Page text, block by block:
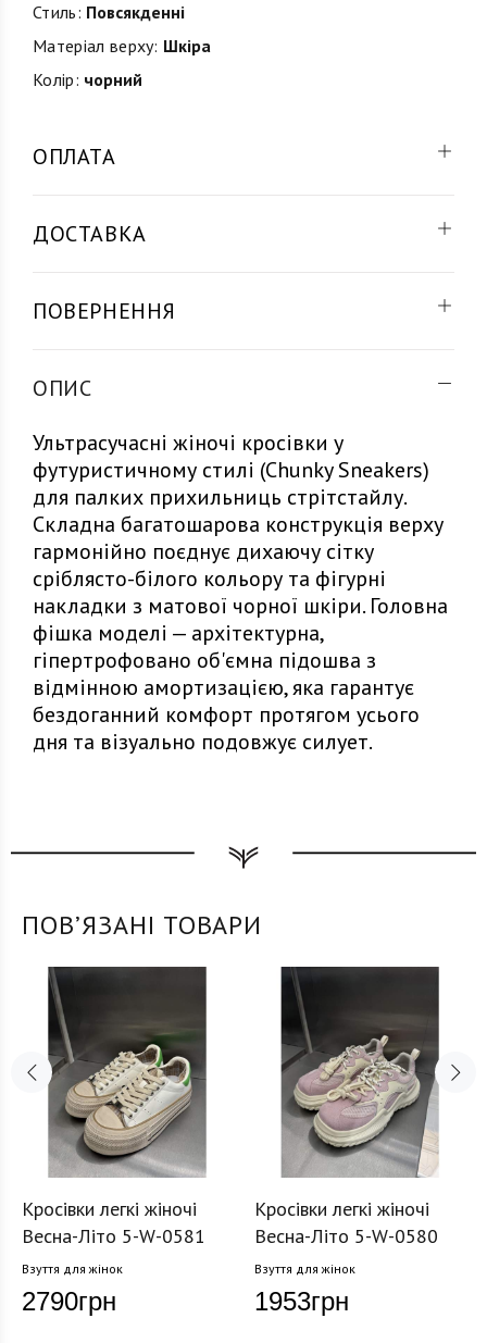
Стиль: Повсякденні
Матеріал верху: Шкіра
Колір: чорний
ОПЛАТА
ДОСТАВКА
ПОВЕРНЕННЯ
ОПИС
Ультрасучасні жіночі кросівки у
футуристичному стилі (Chunky Sneakers)
для палких прихильниць стрітстайлу.
Складна багатошарова конструкція верху
гармонійно поєднує дихаючу сітку
сріблясто-білого кольору та фігурні
накладки з матової чорної шкіри. Головна
фішка моделі — архітектурна,
гіпертрофовано об'ємна підошва з
відмінною амортизацією, яка гарантує
бездоганний комфорт протягом усього
дня та візуально подовжує силует.
ПОВʼЯЗАНІ ТОВАРИ
Кросівки легкі жіночі
Весна-Літо 5-W-0581
Взуття для жінок
2790грн
Кросівки легкі жіночі
Весна-Літо 5-W-0580
Взуття для жінок
1953грн